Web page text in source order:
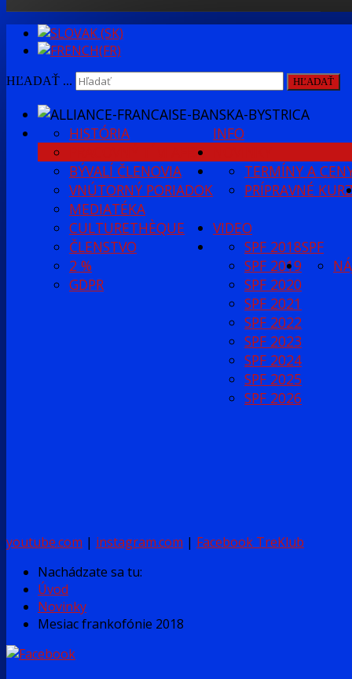
HĽADAŤ ... HĽADAŤ
INFO
HISTÓRIA
PRACOVNÝ TÍM AFBB
BÝVALÍ ČLENOVIA
VNÚTORNÝ PORIADOK
MEDIATÉKA
CULTURETHÈQUE
ČLENSTVO
2 %
GDPR
TERMÍNY A
PRÍPRAVNÉ
VIDEO
SPF
SPF 2018
SPF 2019
SPF 2020
SPF 2021
SPF 2022
SPF 2023
SPF 2024
SPF 2025
SPF 2026
youtube.com | instagram.com | Facebook TreKlub
Nachádzate sa tu:
Úvod
Novinky
Mesiac frankofónie 2018